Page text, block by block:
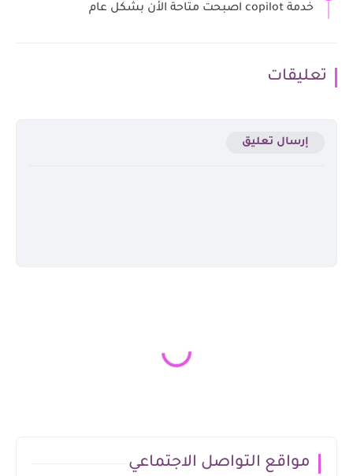
خدمة copilot اصبحت متاحة الأن بشكل عام
تعليقات
إرسال تعليق
مواقع التواصل الاجتماعي